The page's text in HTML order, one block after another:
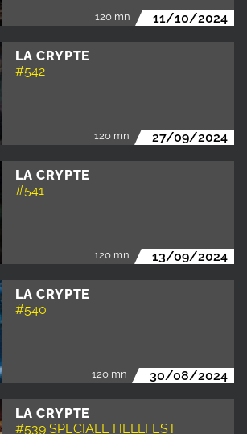
120 mn 11/10/2024
LA CRYPTE
#542
120 mn 27/09/2024
LA CRYPTE
#541
120 mn 13/09/2024
LA CRYPTE
#540
120 mn 30/08/2024
LA CRYPTE
#539 SPECIALE HELLFEST